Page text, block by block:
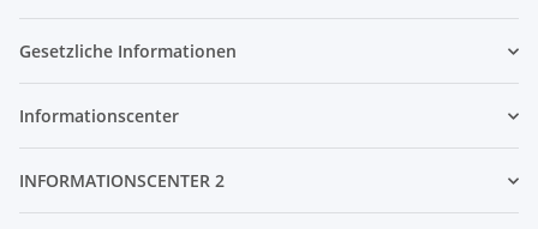
Gesetzliche Informationen
Informationscenter
INFORMATIONSCENTER 2